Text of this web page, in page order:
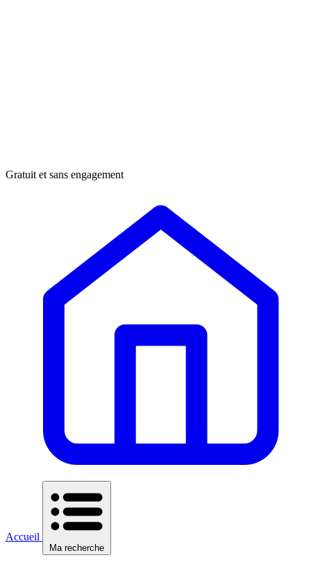
Gratuit et sans engagement
Accueil
Ma recherche